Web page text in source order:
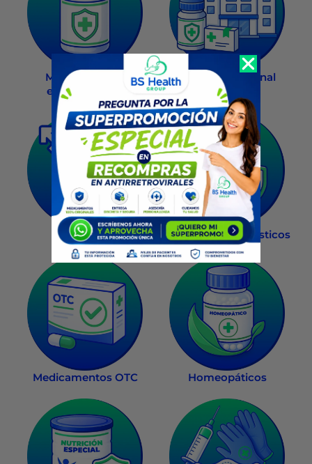
Medicamentos
especializados
Línea Institucional
Salud Sexual Exámenes diagnósticos
Medicamentos OTC Homeopáticos
Recompra